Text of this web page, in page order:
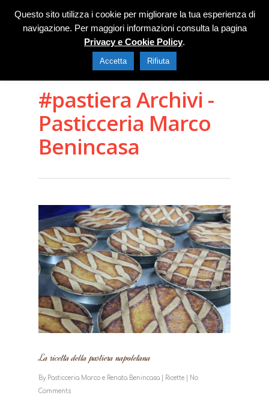
#pastiera Archivi -
Pasticceria Marco
Benincasa
La ricetta della pastiera napoletana
By Pasticceria Marco e Renata Benincasa Ricette
No
Comments
Questo sito utilizza i cookie per migliorare la tua esperienza di
navigazione. Per maggiori informazioni consulta la pagina
Privacy e Cookie Policy.
Accetta Rifiuta